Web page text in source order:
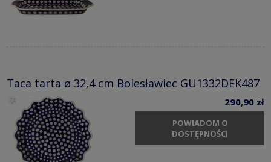
Taca tarta ø 32,4 cm Bolesławiec GU1332DEK487
290,90 zł
POWIADOM O
DOSTĘPNOŚCI